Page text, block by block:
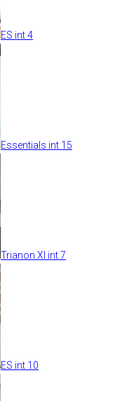
ES int 4
Essentials int 15
Trianon XI int 7
ES int 10